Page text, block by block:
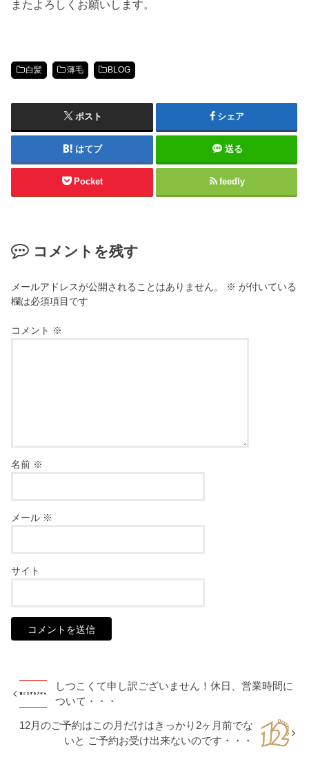
またよろしくお願いします。
白髪 薄毛 BLOG
ポスト シェア
はてブ 送る
Pocket feedly
コメントを残す
メールアドレスが公開されることはありません。 ※ が付いている
欄は必須項目です
コメント ※
名前 ※
メール ※
サイト
しつこくて申し訳ございません！休日、営業時間に
ついて・・・
12月のご予約はこの月だけはきっかり2ヶ月前でな
いと ご予約お受け出来ないのです・・・